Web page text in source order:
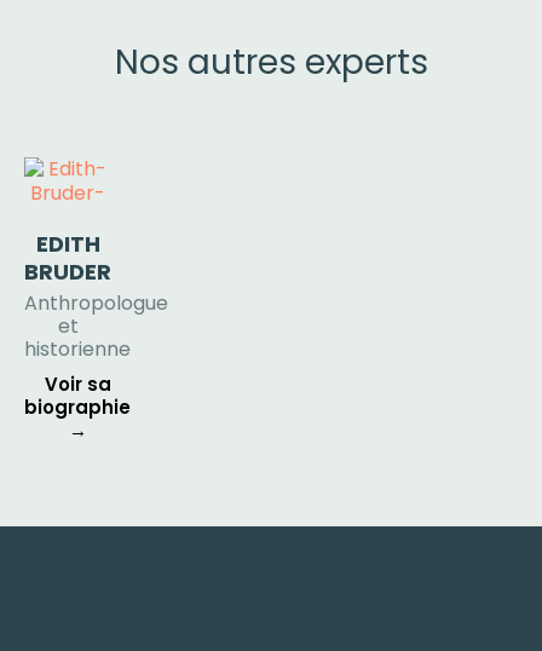
Nos autres experts
EDITH
BRUDER
Anthropologue
et
historienne
Voir sa
biographie
→